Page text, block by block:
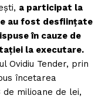
a participat la
au fost desființate
în cauze de
la executare.
Ovidiu Tender, prin
încetarea
de milioane de lei,